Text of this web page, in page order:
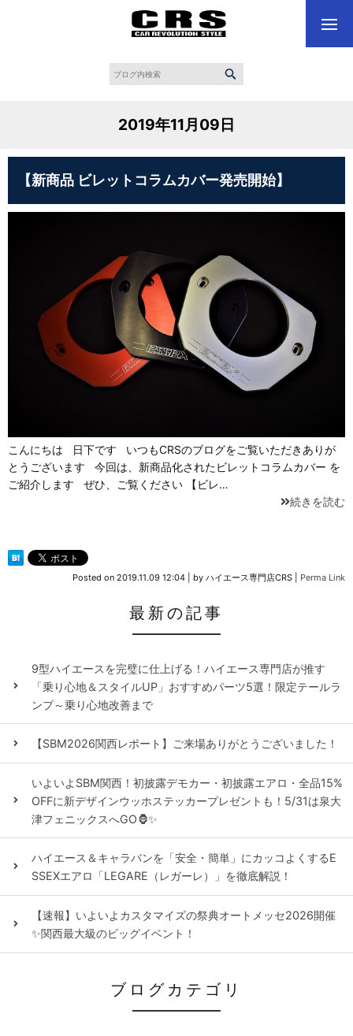
2019年11月09日
【新商品 ビレットコラムカバー発売開始】
こんにちは 日下です いつもCRSのブログをご覧いただきありが
とうございます 今回は、新商品化されたビレットコラムカバー を
ご紹介します ぜひ、ご覧ください 【ビレ…
続きを読む
Posted on 2019.11.09 12:04 by ハイエース専門店CRS Perma Link
最新の記事
9型ハイエースを完璧に仕上げる！ハイエース専門店が推す
「乗り心地＆スタイルUP」おすすめパーツ5選！限定テールラ
ンプ～乗り心地改善まで
【SBM2026関西レポート】ご来場ありがとうございました！
いよいよSBM関西！初披露デモカー・初披露エアロ・全品15%
OFFに新デザインウッホステッカープレゼントも！5/31は泉大
津フェニックスへGO🦍✨
ハイエース＆キャラバンを「安全・簡単」にカッコよくするE
SSEXエアロ「LEGARE（レガーレ）」を徹底解説！
【速報】いよいよカスタマイズの祭典オートメッセ2026開催
✨関西最大級のビッグイベント！
ブログカテゴリ